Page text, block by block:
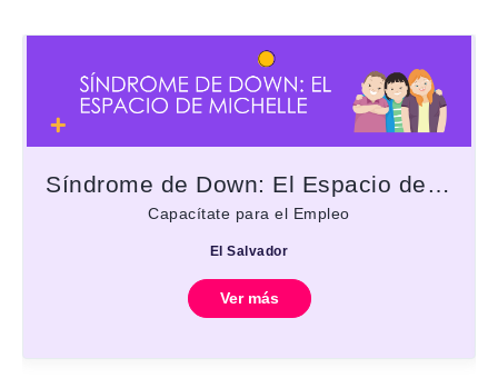
Síndrome de Down: El Espacio de Michelle
Capacítate para el Empleo
El Salvador
Ver más